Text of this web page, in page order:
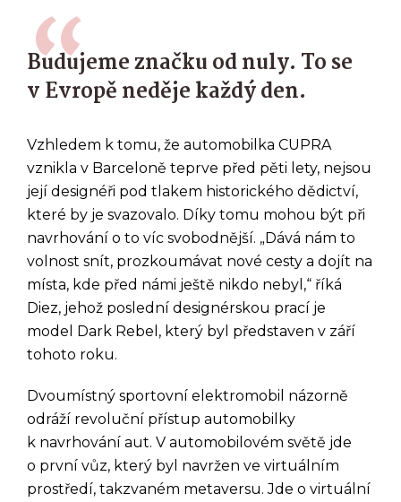
Budujeme značku od nuly. To se
v Evropě neděje každý den.
Vzhledem k tomu, že automobilka CUPRA
vznikla v Barceloně teprve před pěti lety, nejsou
její designéři pod tlakem historického dědictví,
které by je svazovalo. Díky tomu mohou být při
navrhování o to víc svobodnější. „Dává nám to
volnost snít, prozkoumávat nové cesty a dojít na
místa, kde před námi ještě nikdo nebyl,“ říká
Diez, jehož poslední designérskou prací je
model Dark Rebel, který byl představen v září
tohoto roku.
Dvoumístný sportovní elektromobil názorně
odráží revoluční přístup automobilky
k navrhování aut. V automobilovém světě jde
o první vůz, který byl navržen ve virtuálním
prostředí, takzvaném metaversu. Jde o virtuální